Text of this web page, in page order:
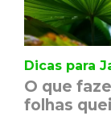
Dicas para
O que
folhas